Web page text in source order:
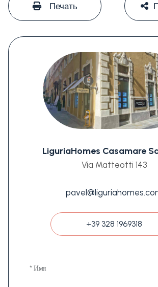
Печать
LiguriaHomes Casamare
Via Matteotti 143
+39 328 1969318
* Имя